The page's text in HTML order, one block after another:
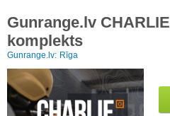
Gunrange.lv
komplekts
Gunrange.lv: Rīga